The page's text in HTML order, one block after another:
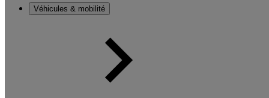
Véhicules & mobilité